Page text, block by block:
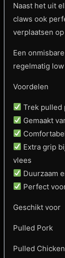
Naast het uit
claws ook
verplaatsen
Een
regelmatig
Voordelen
Trek pulled
Gemaakt
Extra grip
vlees
Duurzaam
Perfect
Geschikt voor
Pulled Pork
Pulled Chicken